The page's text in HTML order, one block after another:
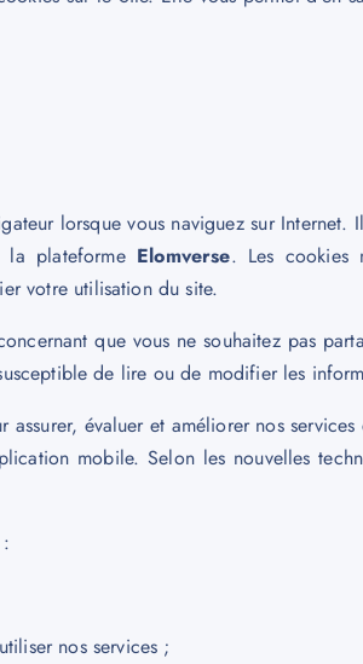
lorsque vous naviguez sur
plateforme Elomverse. Les cookies
votre utilisation du site.
que vous ne souhaitez pas
de lire ou de modifier les
évaluer et améliorer nos
mobile. Selon les nouvelles
nos services ;